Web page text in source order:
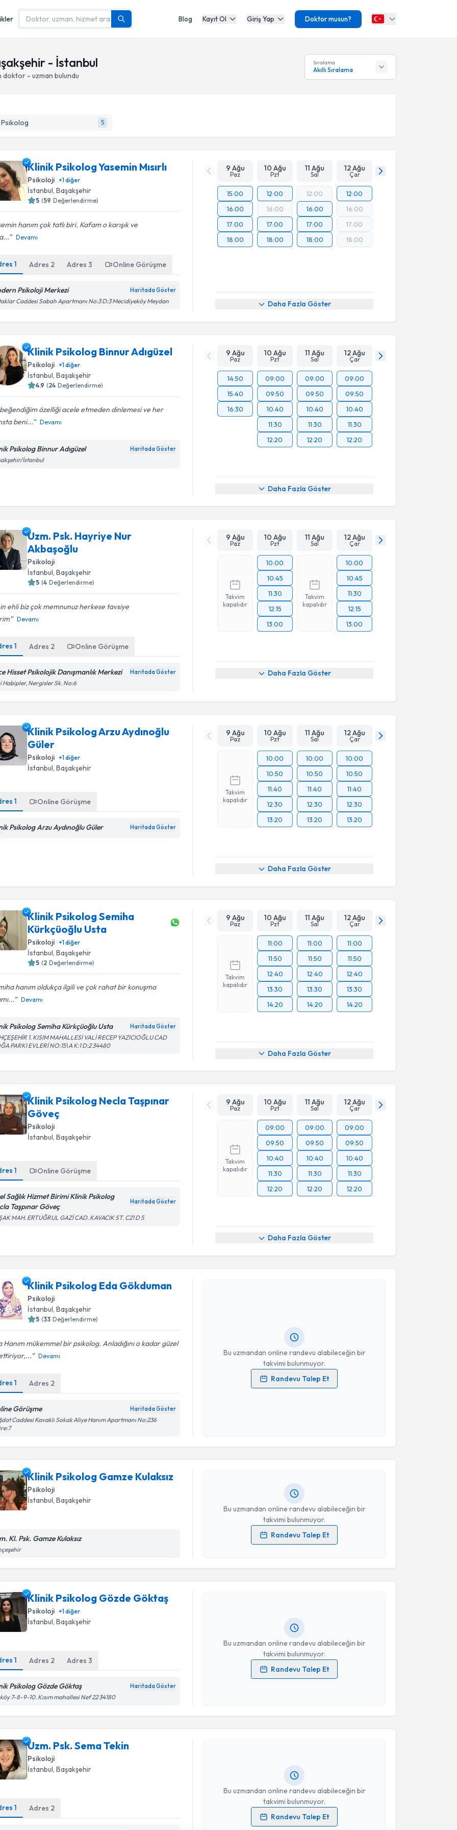
Blog Kayıt Ol Giriş Yap Doktor musun?
- İstanbul
doktor - uzman bulundu
Sıralama
Akıllı Sıralama
5
Klinik Psikolog Yasemin Mısırlı
Psikoloji +1diğer
İstanbul, Başakşehir
5 (59 Değerlendirme)
hanım çok tatlı biri. Kafam o karışık ve
Devamı
1 Adres 2 Adres3 Online Görüşme
Psikoloji Merkezi Haritada Göster
Caddesi Sabah Apartmanı No:3 D:3 Mecidiyeköy Meydan
9 Ağu
Paz
10 Ağu
Pzt
11 Ağu
Sal
12 Ağu
Çar
15:00
16:00
17:00
18:00
12:00
16:00
17:00
18:00
12:00
16:00
17:00
18:00
12:00
16:00
17:00
18:00
Daha Fazla Göster
Klinik Psikolog Binnur Adıgüzel
Psikoloji +1diğer
İstanbul , Başakşehir
4.9 (24 Değerlendirme)
özelliği acele etmeden dinlemesi ve her
beni...
Devamı
Psikolog Binnur Adıgüzel Haritada Göster
İstanbul
9 Ağu
Paz
10 Ağu
Pzt
11 Ağu
Sal
12 Ağu
Çar
14:50
15:40
16:30
09:00
09:50
10:40
11:30
12:20
09:00
09:50
10:40
11:30
12:20
09:00
09:50
10:40
11:30
12:20
Daha Fazla Göster
Uzm. Psk. Hayriye Nur
Akbaşoğlu
Psikoloji
İstanbul, Başakşehir
5 (4 Değerlendirme)
ehli biz çok memnunuz herkese tavsiye
Devamı
1 Adres 2 Online Görüşme
Hisset Psikolojik Danışmanlık Merkezi Haritada Göster
Habipler, Nergisler Sk. No:6
9 Ağu
Paz
10 Ağu
Pzt
11 Ağu
Sal
12 Ağu
Çar
Takvim
kapalıdır
10:00
10:45
11:30
12:15
13:00
Takvim
kapalıdır
10:00
10:45
11:30
12:15
13:00
Daha Fazla Göster
Klinik Psikolog Arzu Aydınoğlu
Güler
Psikoloji +1diğer
İstanbul, Başakşehir
1 Online Görüşme
Psikolog Arzu Aydınoğlu Güler Haritada Göster
9 Ağu
Paz
10 Ağu
Pzt
11 Ağu
Sal
12 Ağu
Çar
Takvim
kapalıdır
10:00
10:50
11:40
12:30
13:20
10:00
10:50
11:40
12:30
13:20
10:00
10:50
11:40
12:30
13:20
Daha Fazla Göster
Klinik Psikolog Semiha
Kürkçüoğlu Usta
Psikoloji +1diğer
İstanbul , Başakşehir
5 (2 Değerlendirme)
hanım oldukça ilgili ve çok rahat bir konuşma
Devamı
Psikolog Semiha Kürkçüoğlu Usta Haritada Göster
1. KISIM MAHALLESİ VALİ RECEP YAZICIOĞLU CAD
PARKI EVLERİ NO:15\A K:1 D:2 34480
9 Ağu
Paz
10 Ağu
Pzt
11 Ağu
Sal
12 Ağu
Çar
Takvim
kapalıdır
11:00
11:50
12:40
13:30
14:20
11:00
11:50
12:40
13:30
14:20
11:00
11:50
12:40
13:30
14:20
Daha Fazla Göster
Klinik Psikolog Necla Taşpınar
Göveç
Psikoloji
İstanbul, Başakşehir
1 Online Görüşme
Sağlık Hizmet Birimi Klinik Psikolog
Taşpınar Göveç
Haritada Göster
MAH. ERTUĞRUL GAZİ CAD. KAVACIK ST. C21 D 5
9 Ağu
Paz
10 Ağu
Pzt
11 Ağu
Sal
12 Ağu
Çar
Takvim
kapalıdır
09:00
09:50
10:40
11:30
12:20
09:00
09:50
10:40
11:30
12:20
09:00
09:50
10:40
11:30
12:20
Daha Fazla Göster
Klinik Psikolog Eda Gökduman
Psikoloji
İstanbul , Başakşehir
5 (33 Değerlendirme)
Hanım mükemmel bir psikolog. Anladığını o kadar güzel
Devamı
1 Adres 2
Görüşme Haritada Göster
Caddesi Kavaklı Sokak Aliye Hanım Apartmanı No:236
Bu uzmandan online randevu alabileceğin bir
takvimi bulunmuyor.
Randevu Talep Et
Kişisel verilerimin işlenmesine ilişkinAydınlatma Metni
Klinik Psikolog Gamze Kulaksız
Psikoloji
İstanbul , Başakşehir
Kl. Psk. Gamze Kulaksız
Bu uzmandan online randevu alabileceğin bir
takvimi bulunmuyor.
Randevu Talep Et
Kişisel verilerimin işlenmesine ilişkinAydınlatma Metni
Klinik Psikolog Gözde Göktaş
Psikoloji +1diğer
İstanbul , Başakşehir
1 Adres 2 Adres3
Psikolog Gözde Göktaş Haritada Göster
7-8-9-10. Kısım mahallesi Nef 22 34180
Bu uzmandan online randevu alabileceğin bir
takvimi bulunmuyor.
Randevu Talep Et
Randevu Takvimi Talebi
Kişisel verilerimin işlenmesine ilişkinAydınlatma Metni
Takvim Talebini Gönder
Uzm. Psk. Sema Tekin
Psikoloji
İstanbul , Başakşehir
1 Adres 2
Bu uzmandan online randevu alabileceğin bir
takvimi bulunmuyor.
Randevu Talep Et
Randevu Takvimi Talebi
Kişisel verilerimin işlenmesine ilişkinAydınlatma Metni